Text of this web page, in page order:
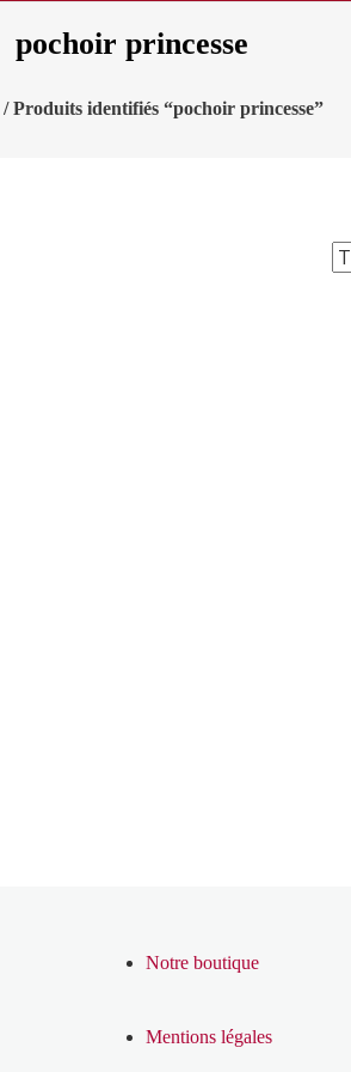
pochoir princesse
/ Produits identifiés “pochoir princesse”
Notre boutique
Mentions légales